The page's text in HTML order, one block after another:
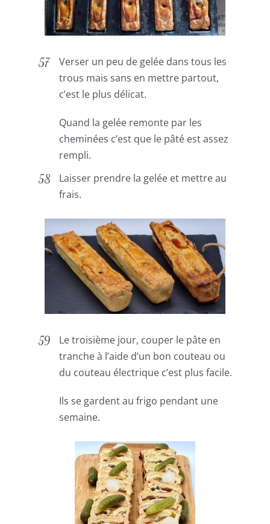
Verser un peu de gelée dans tous les
trous mais sans en mettre partout,
c’est le plus délicat.
Quand la gelée remonte par les
cheminées c’est que le pâté est assez
rempli.
Laisser prendre la gelée et mettre au
frais.
Le troisième jour, couper le pâte en
tranche à l’aide d’un bon couteau ou
du couteau électrique c’est plus facile.
Ils se gardent au frigo pendant une
semaine.